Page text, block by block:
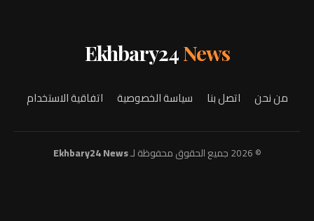
Ekhbary24News
من نحن اتصل بنا سياسة الخصوصية اتفاقية الاستخدام
© 2026 جميع الحقوق محفوظة لـ Ekhbary24 News